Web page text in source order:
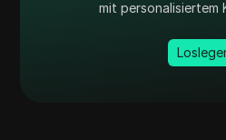
mit personalisiertem